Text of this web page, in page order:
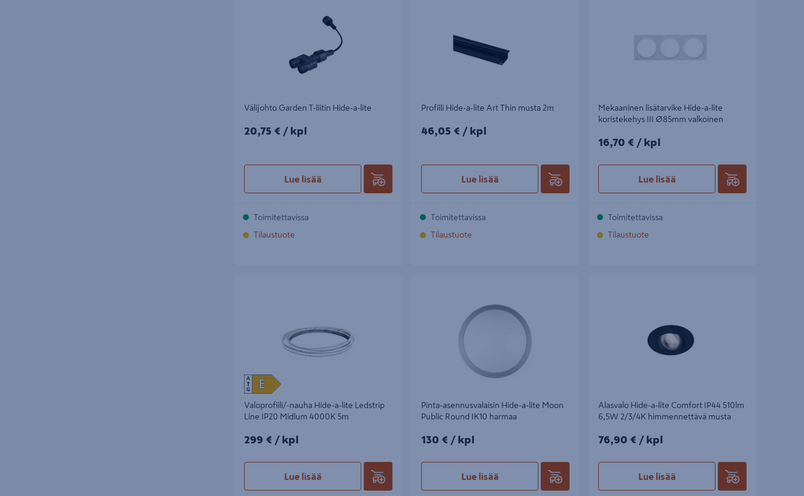
Välijohto Garden T-liitin Hide-a-lite
20,75€/kpl
20,75 € / kpl
Lue lisää
Toimitettavissa
Tilaustuote
Profiili Hide-a-lite Art Thin musta 2m
46,05€/kpl
46,05 € / kpl
Lue lisää
Toimitettavissa
Tilaustuote
Mekaaninen lisätarvike Hide-a-lite
koristekehys III Ø85mm valkoinen
16,70€/kpl
16,70 € / kpl
Lue lisää
Toimitettavissa
Tilaustuote
Valoprofiili/-nauha Hide-a-lite Ledstrip
Line IP20 Midlum 4000K 5m
299€/kpl
299 € / kpl
Lue lisää
Pinta-asennusvalaisin Hide-a-lite Moon
Public Round IK10 harmaa
130€/kpl
130 € / kpl
Lue lisää
Alasvalo Hide-a-lite Comfort IP44 510lm
6,5W 2/3/4K himmennettävä musta
76,90€/kpl
76,90 € / kpl
Lue lisää